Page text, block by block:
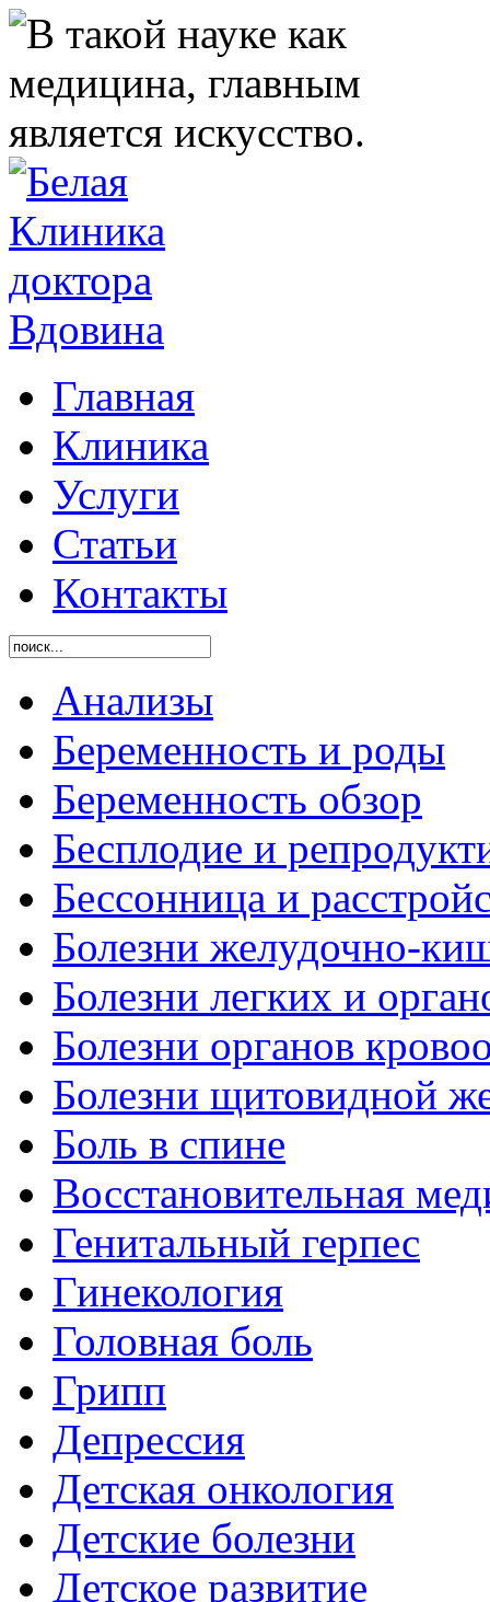
Главная
Клиника
Услуги
Статьи
Контакты
Анализы
Беременность и роды
Беременность обзор
Бесплодие и
Бессонница и
Болезни желудочно-
Болезни легких и
Болезни органов
Болезни щитовидной
Боль в спине
Восстановительная
Генитальный герпес
Гинекология
Головная боль
Грипп
Депрессия
Детская онкология
Детские болезни
Детское развитие